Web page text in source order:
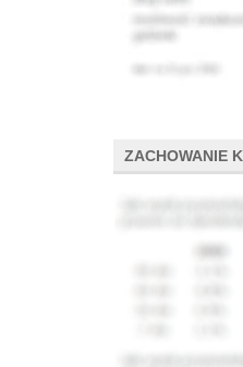
ZACHOWANIE